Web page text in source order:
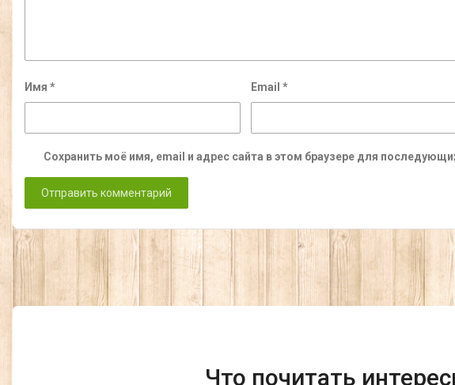
Имя* Email *
Сохранить моё имя, email и адрес сайта в этом браузере для
Что почитать